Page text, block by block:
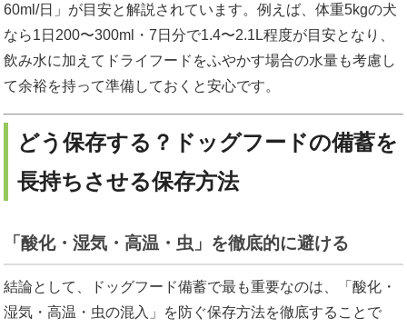
60ml/日」が目安と解説されています。例えば、体重5kgの犬
なら1日200〜300ml・7日分で1.4〜2.1L程度が目安となり、
飲み水に加えてドライフードをふやかす場合の水量も考慮し
て余裕を持って準備しておくと安心です。
どう保存する？ドッグフードの備蓄を
長持ちさせる保存方法
「酸化・湿気・高温・虫」を徹底的に避ける
結論として、ドッグフード備蓄で最も重要なのは、「酸化・
湿気・高温・虫の混入」を防ぐ保存方法を徹底することで